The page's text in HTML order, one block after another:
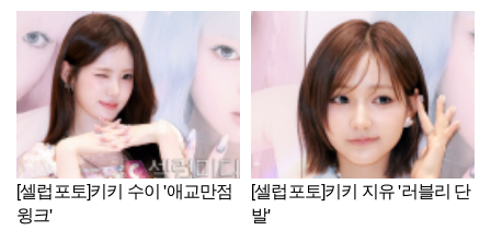
[셀럽포토]키키 수이 '애교만점
윙크'
[셀럽포토]키키 지유 '러블리 단
발'